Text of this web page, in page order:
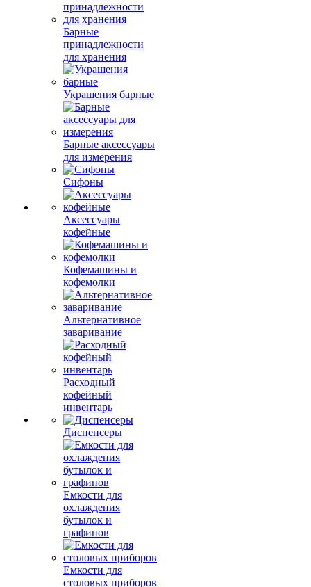
Барные
принадлежности
для хранения
Украшения барные
Барные аксессуары
для измерения
Сифоны
Аксессуары
кофейные
Кофемашины и
кофемолки
Альтернативное
заваривание
Расходный
кофейный
инвентарь
Диспенсеры
Емкости для
охлаждения
бутылок и
графинов
Емкости для
столовых приборов